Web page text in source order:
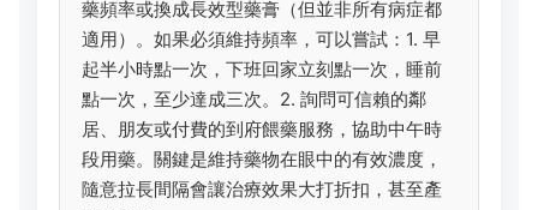
藥頻率或換成長效型藥膏（但並非所有病症都
適用）。如果必須維持頻率，可以嘗試：1. 早
起半小時點一次，下班回家立刻點一次，睡前
點一次，至少達成三次。2. 詢問可信賴的鄰
居、朋友或付費的到府餵藥服務，協助中午時
段用藥。關鍵是維持藥物在眼中的有效濃度，
隨意拉長間隔會讓治療效果大打折扣，甚至產